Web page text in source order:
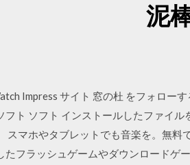
泥
Impress サイト 窓の杜 をフォロー
フト ソフト インストールしたファイ
スマホやタブレットでも音楽を。無
たフラッシュゲームやダウンロードゲ